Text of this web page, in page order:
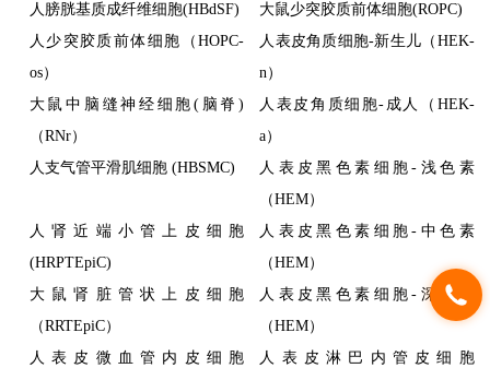
人膀胱基质成纤维细胞(HBdSF)
大鼠少突胶质前体细胞(ROPC)
人少突胶质前体细胞（HOPC-
os）
人表皮角质细胞-新生儿（HEK-
n）
大鼠中脑缝神经细胞(脑脊)
（RNr）
人表皮角质细胞-成人（HEK-
a）
人支气管平滑肌细胞 (HBSMC)
人表皮黑色素细胞-浅色素
（HEM）
人肾近端小管上皮细胞
(HRPTEpiC)
人表皮黑色素细胞-中色素
（HEM）
大鼠肾脏管状上皮细胞
（RRTEpiC）
人表皮黑色素细胞-深色素
（HEM）
人表皮微血管内皮细胞
人表皮淋巴内管皮细胞